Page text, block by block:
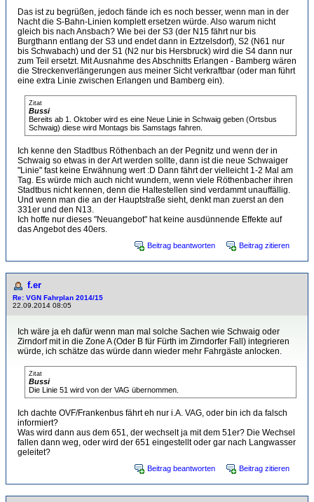
Das ist zu begrüßen, jedoch fände ich es noch besser, wenn man in der
Nacht die S-Bahn-Linien komplett ersetzen würde. Also warum nicht
gleich bis nach Ansbach? Wie bei der S3 (der N15 fährt nur bis
Burgthann entlang der S3 und endet dann in Eztzelsdorf), S2 (N61 nur
bis Schwabach) und der S1 (N2 nur bis Hersbruck) wird die S4 dann nur
zum Teil ersetzt. Mit Ausnahme des Abschnitts Erlangen - Bamberg wären
die Streckenverlängerungen aus meiner Sicht verkraftbar (oder man führt
eine extra Linie zwischen Erlangen und Bamberg ein).
Zitat
Bussi
Bereits ab 1. Oktober wird es eine Neue Linie in Schwaig geben (Ortsbus
Schwaig) diese wird Montags bis Samstags fahren.
Ich kenne den Stadtbus Röthenbach an der Pegnitz und wenn der in
Schwaig so etwas in der Art werden sollte, dann ist die neue Schwaiger
"Linie" fast keine Erwähnung wert :D Dann fährt der vielleicht 1-2 Mal am
Tag. Es würde mich auch nicht wundern, wenn viele Röthenbacher ihren
Stadtbus nicht kennen, denn die Haltestellen sind verdammt unauffällig.
Und wenn man die an der Hauptstraße sieht, denkt man zuerst an den
331er und den N13.
Ich hoffe nur dieses "Neuangebot" hat keine ausdünnende Effekte auf
das Angebot des 40ers.
Beitrag beantworten Beitrag zitieren
f.er
Re: VGN Fahrplan 2014/15
22.09.2014 08:05
Ich wäre ja eh dafür wenn man mal solche Sachen wie Schwaig oder
Zirndorf mit in die Zone A (Oder B für Fürth im Zirndorfer Fall) integrieren
würde, ich schätze das würde dann wieder mehr Fahrgäste anlocken.
Zitat
Bussi
Die Linie 51 wird von der VAG übernommen.
Ich dachte OVF/Frankenbus fährt eh nur i.A. VAG, oder bin ich da falsch
informiert?
Was wird dann aus dem 651, der wechselt ja mit dem 51er? Die Wechsel
fallen dann weg, oder wird der 651 eingestellt oder gar nach Langwasser
geleitet?
Beitrag beantworten Beitrag zitieren